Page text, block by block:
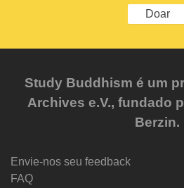
Doar
Study Buddhism é um
Archives e.V., fundado
Berzin.
Envie-nos seu feedback
FAQ